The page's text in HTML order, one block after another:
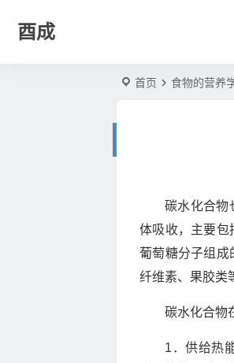
酉成
首页 食物的营养
碳水化合物
体吸收，主要包
葡萄糖分子组成
纤维素、果胶类
碳水化合物
1．供给热